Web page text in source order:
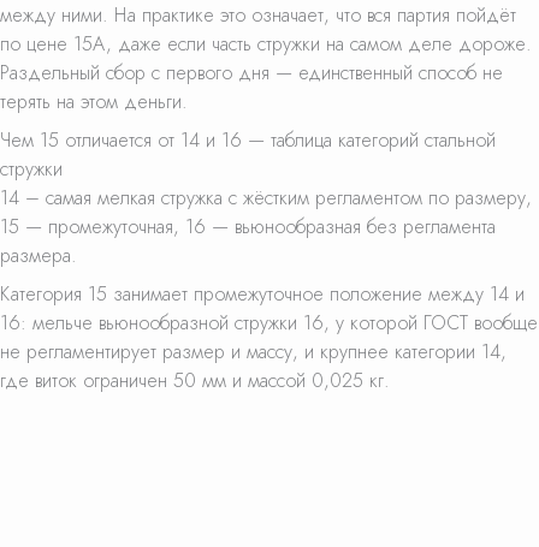
между ними. На практике это означает, что вся партия пойдёт
по цене 15А, даже если часть стружки на самом деле дороже.
Раздельный сбор с первого дня — единственный способ не
терять на этом деньги.
Чем 15 отличается от 14 и 16 — таблица категорий стальной
стружки
14 – самая мелкая стружка с жёстким регламентом по размеру,
15 — промежуточная, 16 — вьюнообразная без регламента
размера.
Категория 15 занимает промежуточное положение между 14 и
16: мельче вьюнообразной стружки 16, у которой ГОСТ вообще
не регламентирует размер и массу, и крупнее категории 14,
где виток ограничен 50 мм и массой 0,025 кг.